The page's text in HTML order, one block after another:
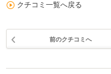
クチコミ一覧へ戻る
前のクチコミへ